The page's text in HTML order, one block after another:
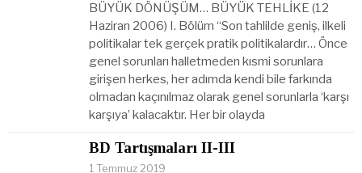
BÜYÜK DÖNÜŞÜM… BÜYÜK TEHLİKE (12
Haziran 2006) I. Bölüm “Son tahlilde geniş, ilkeli
politikalar tek gerçek pratik politikalardır… Önce
genel sorunları halletmeden kısmi sorunlara
girişen herkes, her adımda kendi bile farkında
olmadan kaçınılmaz olarak genel sorunlarla ‘karşı
karşıya’ kalacaktır. Her bir olayda
BD Tartışmaları II-III
1 Temmuz 2019